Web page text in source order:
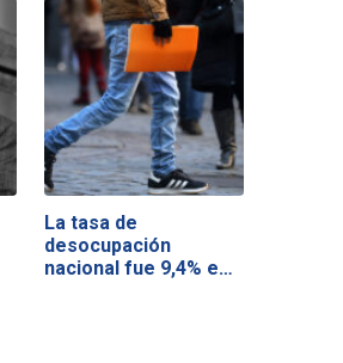
La tasa de
desocupación
nacional fue 9,4% en